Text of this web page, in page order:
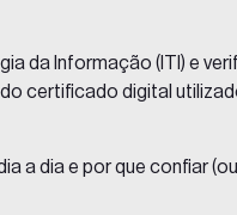
da Informação (ITI) e
certificado digital
a dia e por que confiar (ou